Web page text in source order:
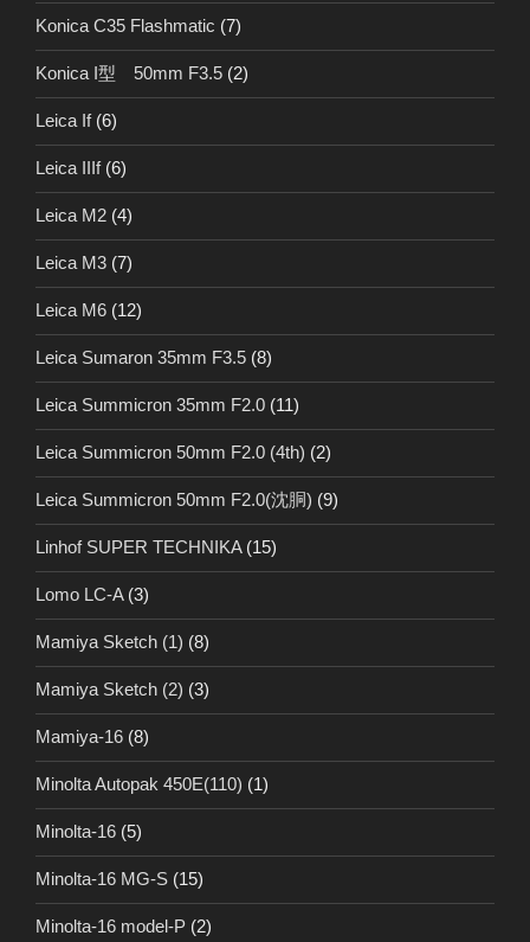
Konica C35 Flashmatic (7)
Konica I型 50mm F3.5 (2)
Leica If(6)
Leica IIIf(6)
Leica M2 (4)
Leica M3 (7)
Leica M6 (12)
Leica Sumaron 35mm F3.5 (8)
Leica Summicron 35mm F2.0 (11)
Leica Summicron 50mm F2.0 (4th) (2)
Leica Summicron 50mm F2.0(沈胴) (9)
Linhof SUPER TECHNIKA(15)
Lomo LC-A(3)
Mamiya Sketch (1) (8)
Mamiya Sketch (2) (3)
Mamiya-16 (8)
Minolta Autopak 450E(110) (1)
Minolta-16 (5)
Minolta-16 MG-S (15)
Minolta-16 model-P (2)